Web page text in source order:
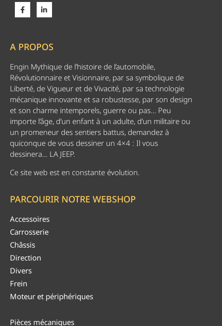
A PROPOS
Engin Mythique de l’histoire de l’automobile,
Révolutionnaire et Visionnaire, par sa symbolique de
Liberté, de Vigueur et de Vivacité, par sa technologie
mécanique innovante et sa robustesse, par son design
et son charme intemporels, guerre ou pas… Peu
importe l’âge, d’un enfant à un adulte, d’un militaire ou
un promeneur des sentiers battus, demandez à
quiconque de vous dessiner un 4×4 : Il vous
dessinera… LA JEEP.
Ce site web est en constante évolution.
PARCOURIR NOTRE WEBSHOP
Accessoires
Carrosserie
Châssis
Direction
Divers
Frein
Moteur et périphériques
Pièces mécaniques